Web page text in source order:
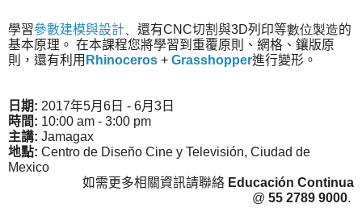
學習參數建模與設計 還有CNC切割與3D列印等數位製造的
基本原理。 在本課程您將學習到重覆原則、網格、鑲版原
則，還有利用 Rhinoceros + Grasshopper進行變形。
日期: 2017年5月6日 - 6月3日
時間: 10:00 am - 3:00 pm
主講: Jamagax
地點: Centro de Diseño Cine y Televisión, Ciudad de
Mexico
如需更多相關資訊請聯絡 Educación Continua
@ 55 2789 9000.